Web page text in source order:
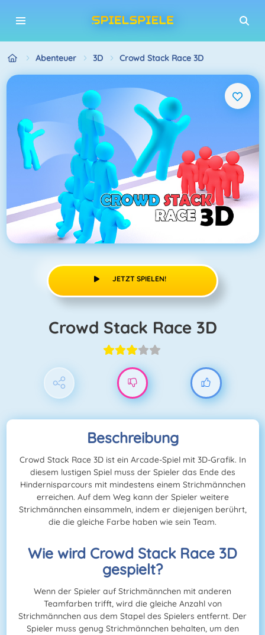
Abenteuer 3D Crowd Stack Race 3D
JETZT SPIELEN!
Crowd Stack Race 3D
Beschreibung
Crowd Stack Race 3D ist ein Arcade-Spiel mit 3D-Grafik. In
diesem lustigen Spiel muss der Spieler das Ende des
Hindernisparcours mit mindestens einem Strichmännchen
erreichen. Auf dem Weg kann der Spieler weitere
Strichmännchen einsammeln, indem er diejenigen berührt,
die die gleiche Farbe haben wie sein Team.
Wie wird Crowd Stack Race 3D
gespielt?
Wenn der Spieler auf Strichmännchen mit anderen
Teamfarben trifft, wird die gleiche Anzahl von
Strichmännchen aus dem Stapel des Spielers entfernt. Der
Spieler muss genug Strichmännchen behalten, um den